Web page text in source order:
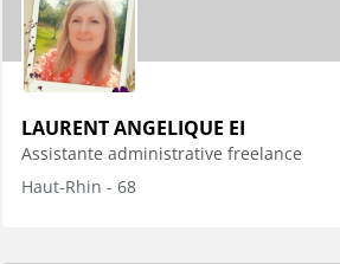
LAURENT ANGELIQUE EI
Assistante administrative freelance
Haut-Rhin - 68